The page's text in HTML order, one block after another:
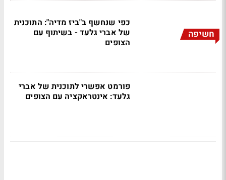
חשיפה
כפי שנחשף ב"ביז מדיה": התוכנית
של אברי גלעד - בשיתוף עם
הצופים
פורמט אפשרי לתוכנית של אברי
גלעד: אינטראקציה עם הצופים